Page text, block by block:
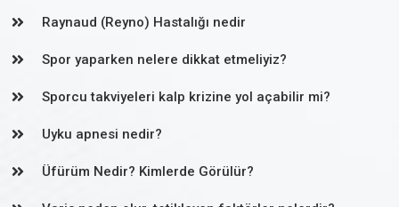
Raynaud (Reyno) Hastalığı nedir
Spor yaparken nelere dikkat etmeliyiz?
Sporcu takviyeleri kalp krizine yol açabilir mi?
Uyku apnesi nedir?
Üfürüm Nedir? Kimlerde Görülür?